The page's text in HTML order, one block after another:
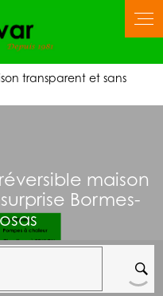
transparent et sans
maison
Bormes-